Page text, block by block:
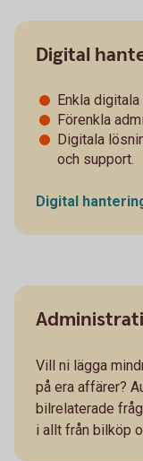
Digital
Enkla
Förenkla
Digitala
och support.
Digital
Vill ni lägga
på era affärer?
bilrelaterade
i allt från bilköp